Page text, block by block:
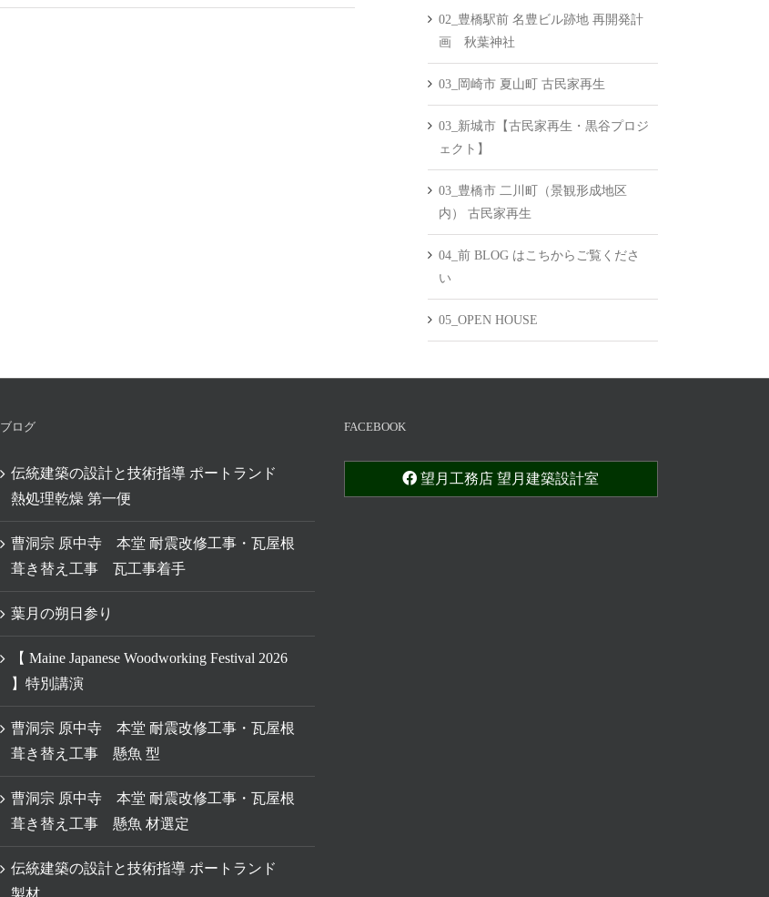
02_豊橋駅前 名豊ビル跡地 再開発計
画 秋葉神社
03_岡崎市 夏山町 古民家再生
03_新城市【古民家再生・黒谷プロジ
ェクト】
03_豊橋市 二川町（景観形成地区
内） 古民家再生
04_前 BLOG はこちからご覧くださ
い
05_OPEN HOUSE
ブログ
伝統建築の設計と技術指導 ポートランド
熱処理乾燥 第一便
曹洞宗 原中寺 本堂 耐震改修工事・瓦屋根
葺き替え工事 瓦工事着手
葉月の朔日参り
【 Maine Japanese Woodworking Festival 2026
】特別講演
曹洞宗 原中寺 本堂 耐震改修工事・瓦屋根
葺き替え工事 懸魚 型
曹洞宗 原中寺 本堂 耐震改修工事・瓦屋根
葺き替え工事 懸魚 材選定
伝統建築の設計と技術指導 ポートランド
製材
FACEBOOK
望月工務店 望月建築設計室